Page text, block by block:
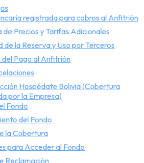
registrada para cobros al Anfitrión
de Precios y Tarifas Adicionales
de la Reserva y Uso por Terceros
del Pago al Anfitrión
Hospédate Bolivia (Cobertura
por la Empresa)
Fondo
del Fondo
la Cobertura
para Acceder al Fondo
Reclamación